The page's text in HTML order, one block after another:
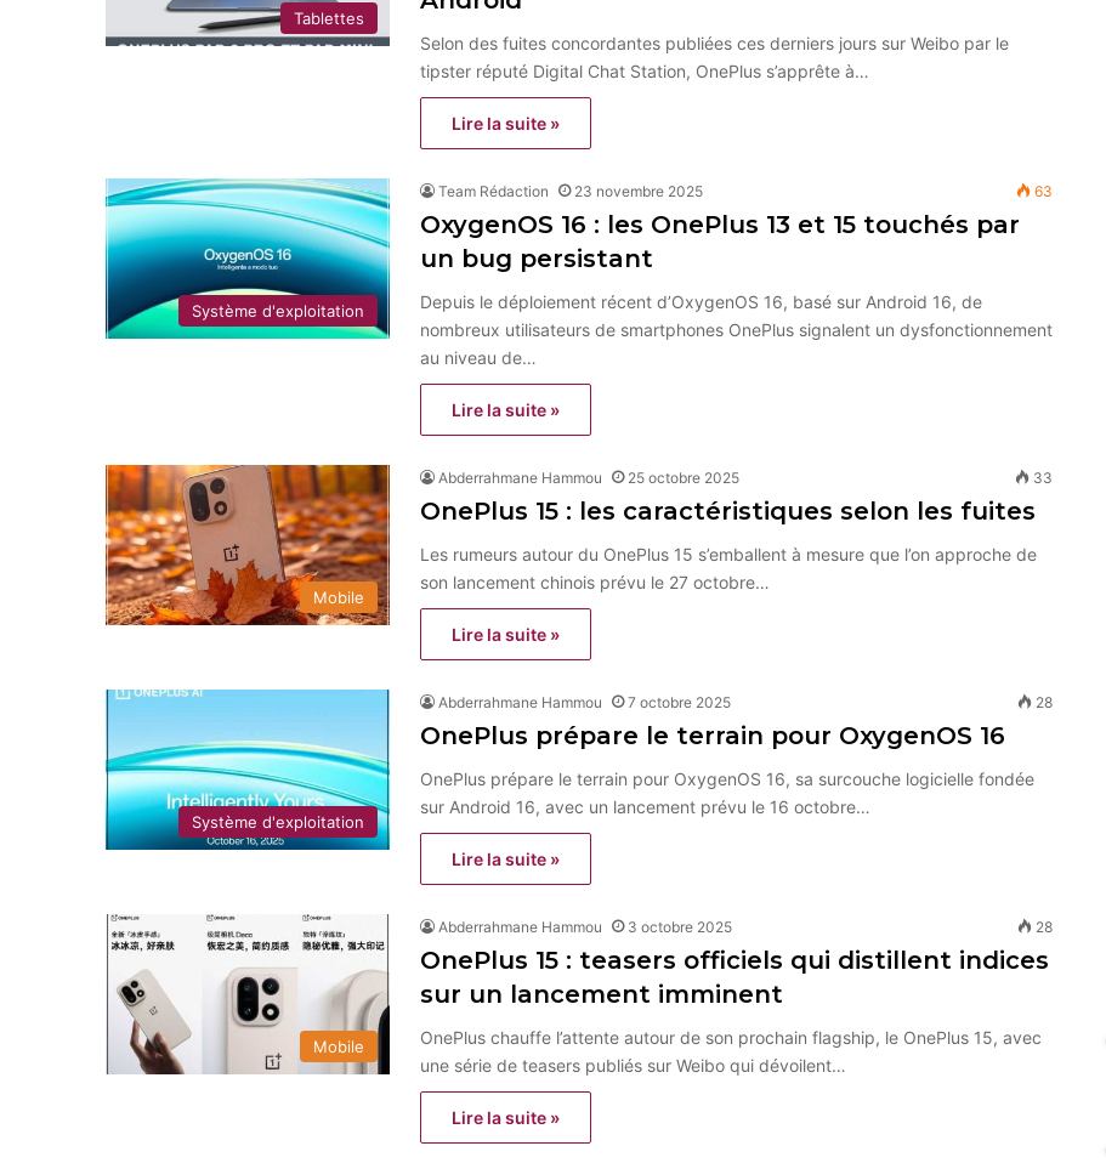
Tablettes
Selon des fuites concordantes publiées ces derniers jours sur Weibo par le
tipster réputé Digital Chat Station, OnePlus s’apprête à…
Lire la suite »
Système d'exploitation
Team Rédaction 23 novembre 2025 63
OxygenOS 16 : les OnePlus 13 et 15 touchés par
un bug persistant
Depuis le déploiement récent d’OxygenOS 16, basé sur Android 16, de
nombreux utilisateurs de smartphones OnePlus signalent un dysfonctionnement
au niveau de…
Lire la suite »
Mobile
Abderrahmane Hammou 25 octobre 2025 33
OnePlus 15 : les caractéristiques selon les fuites
Les rumeurs autour du OnePlus 15 s’emballent à mesure que l’on approche de
son lancement chinois prévu le 27 octobre…
Lire la suite »
Système d'exploitation
Abderrahmane Hammou 7 octobre 2025 28
OnePlus prépare le terrain pour OxygenOS 16
OnePlus prépare le terrain pour OxygenOS 16, sa surcouche logicielle fondée
sur Android 16, avec un lancement prévu le 16 octobre…
Lire la suite »
Mobile
Abderrahmane Hammou 3 octobre 2025 28
OnePlus 15 : teasers officiels qui distillent indices
sur un lancement imminent
OnePlus chauffe l’attente autour de son prochain flagship, le OnePlus 15, avec
une série de teasers publiés sur Weibo qui dévoilent…
Lire la suite »